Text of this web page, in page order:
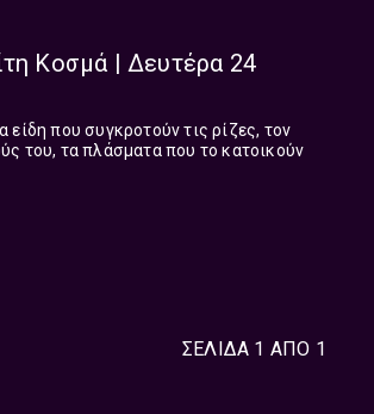
Κοσμά | Δευτέρα 24
είδη που συγκροτούν τις ρίζες, τον
του, τα πλάσματα που το κατοικούν
ΣΕΛΙΔΑ 1 ΑΠΟ 1